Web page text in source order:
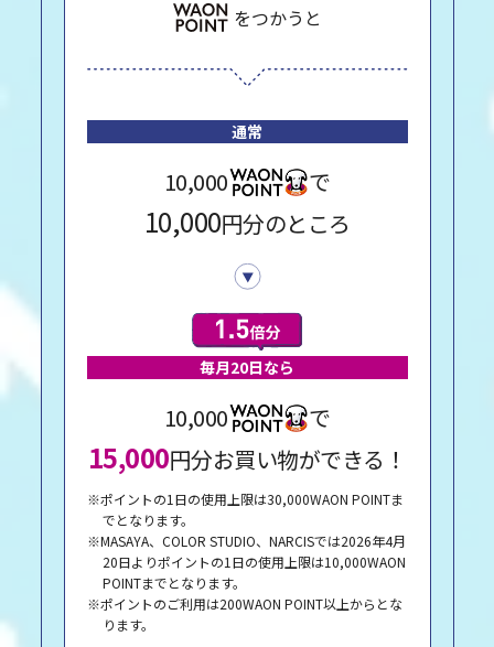
をつかうと
通常
10,000 で
10,000円分のところ
毎月20日なら
10,000 で
15,000円分お買い物ができる！
※ポイントの1日の使用上限は30,000WAON POINTま
でとなります。
※MASAYA、COLOR STUDIO、NARCISでは2026年4月
20日よりポイントの1日の使用上限は10,000WAON
POINTまでとなります。
※ポイントのご利用は200WAON POINT以上からとな
ります。